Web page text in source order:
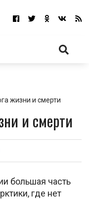
жизни и смерти
и смерти
большая часть
где нет